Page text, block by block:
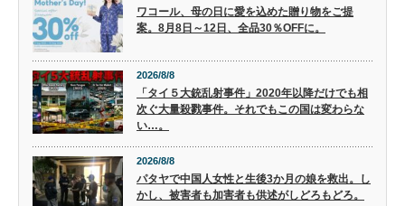
ワコール、母の日に愛を込めた贈り物をご提
案。8月8日～12日、全品30％OFFに。
2026/8/8
「タイ５大銃乱射事件」2020年以降だけでも相
次ぐ大量殺戮事件。それでもこの国は変わらな
い…。
2026/8/8
パタヤで中国人女性と生後3か月の娘を救出。し
かし、被害者も加害者も供述がしどろもどろ。